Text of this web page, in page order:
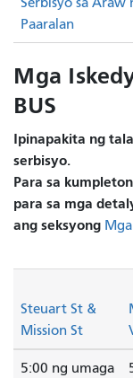
Paaralan
Mga
BUS
Ipinapakita ng
serbisyo.
Para sa
para sa mga
ang seksyong
Steuart St &
Mission St
5:00 ng umaga